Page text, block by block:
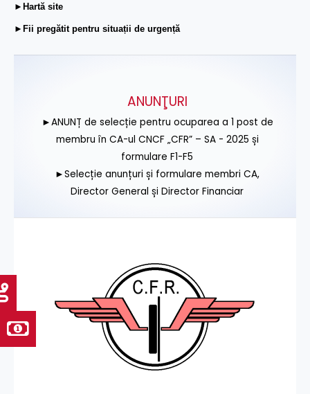
►Hartă site
►Fii pregătit pentru situații de urgență
ANUNŢURI
►ANUNȚ de selecție pentru ocuparea a 1 post de
membru în CA-ul CNCF „CFR” – SA - 2025 și
formulare F1-F5
►Selecție anunțuri și formulare membri CA,
Director General și Director Financiar